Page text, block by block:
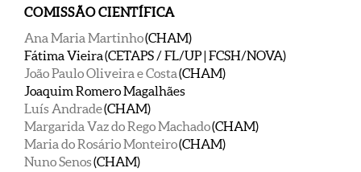
COMISSÃO CIENTÍFICA
Ana Maria Martinho(CHAM)
Fátima Vieira (CETAPS / FL/UP | FCSH/NOVA)
João Paulo Oliveira e Costa(CHAM)
Joaquim Romero Magalhães
Luís Andrade(CHAM)
Margarida Vaz do Rego Machado(CHAM)
Maria do Rosário Monteiro(CHAM)
Nuno Senos(CHAM)